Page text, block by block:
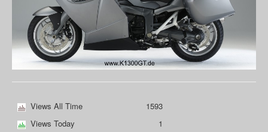
Views All Time
1593
Views Today
1